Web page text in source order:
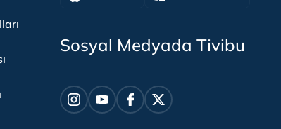
Sosyal Medyada Tivibu